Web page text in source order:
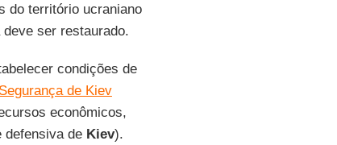
do território ucraniano
ser restaurado.
condições de
de Kiev
econômicos,
defensiva deKiev).